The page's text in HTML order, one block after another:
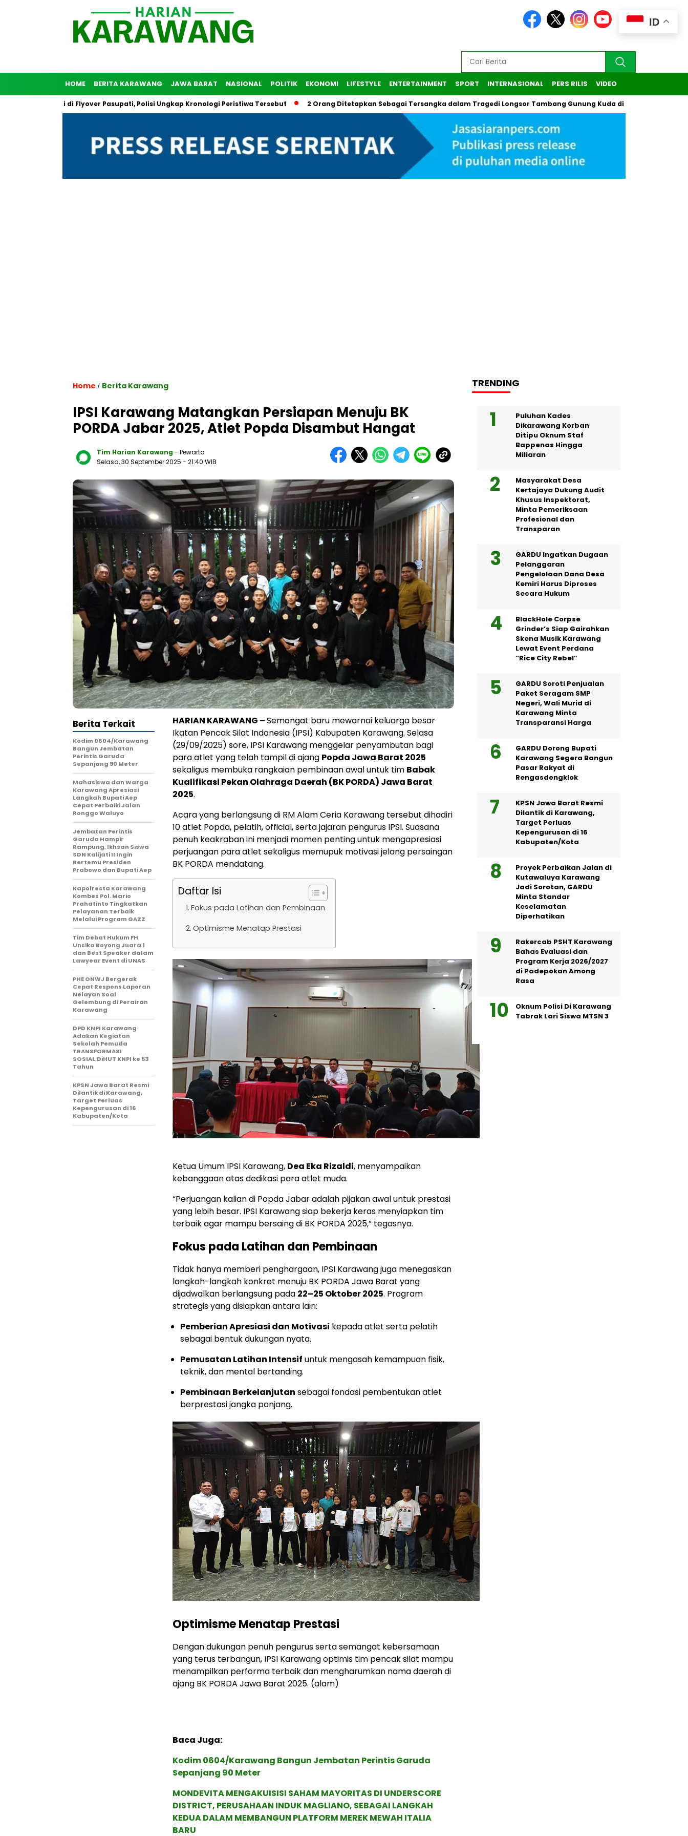
HOME BERITA KARAWANG JAWA BARAT NASIONAL POLITIK EKONOMI LIFESTYLE ENTERTAINMENT SPORT INTERNASIONAL PERS RILIS VIDEO
Diri di Flyover Pasupati, Polisi Ungkap Kronologi Peristiwa Tersebut 2 Orang Ditetapkan Sebagai Tersangka dalam Tragedi Longsor Tambang Gunung Kuda di Cirebon
Home / Berita Karawang
IPSI Karawang Matangkan Persiapan Menuju BK
PORDA Jabar 2025, Atlet Popda Disambut Hangat
Tim Harian Karawang - Pewarta
Selasa, 30 September 2025 - 21:40 WIB
HARIAN KARAWANG –Semangat baru mewarnai keluarga besar
Ikatan Pencak Silat Indonesia (IPSI) Kabupaten Karawang. Selasa
(29/09/2025) sore, IPSI Karawang menggelar penyambutan bagi
para atlet yang telah tampil di ajang Popda Jawa Barat 2025
sekaligus membuka rangkaian pembinaan awal untuk tim Babak
Kualifikasi Pekan Olahraga Daerah (BK PORDA) Jawa Barat
2025.
Acara yang berlangsung di RM Alam Ceria Karawang tersebut dihadiri
10 atlet Popda, pelatih, official, serta jajaran pengurus IPSI. Suasana
penuh keakraban ini menjadi momen penting untuk mengapresiasi
perjuangan para atlet sekaligus memupuk motivasi jelang persaingan
BK PORDA mendatang.
Daftar Isi
Fokus pada Latihan dan Pembinaan
Optimisme Menatap Prestasi
Ketua Umum IPSI Karawang, Dea Eka Rizaldi, menyampaikan
kebanggaan atas dedikasi para atlet muda.
“Perjuangan kalian di Popda Jabar adalah pijakan awal untuk prestasi
yang lebih besar. IPSI Karawang siap bekerja keras menyiapkan tim
terbaik agar mampu bersaing di BK PORDA 2025,” tegasnya.
Fokus pada Latihan dan Pembinaan
Tidak hanya memberi penghargaan, IPSI Karawang juga menegaskan
langkah-langkah konkret menuju BK PORDA Jawa Barat yang
dijadwalkan berlangsung pada 22–25 Oktober 2025. Program
strategis yang disiapkan antara lain:
Pemberian Apresiasi dan Motivasi kepada atlet serta pelatih
sebagai bentuk dukungan nyata.
Pemusatan Latihan Intensif untuk mengasah kemampuan fisik,
teknik, dan mental bertanding.
Pembinaan Berkelanjutan sebagai fondasi pembentukan atlet
berprestasi jangka panjang.
Optimisme Menatap Prestasi
Dengan dukungan penuh pengurus serta semangat kebersamaan
yang terus terbangun, IPSI Karawang optimis tim pencak silat mampu
menampilkan performa terbaik dan mengharumkan nama daerah di
ajang BK PORDA Jawa Barat 2025. (alam)
Baca Juga:
Kodim 0604/Karawang Bangun Jembatan Perintis Garuda
Sepanjang 90 Meter
MONDEVITA MENGAKUISISI SAHAM MAYORITAS DI UNDERSCORE
DISTRICT, PERUSAHAAN INDUK MAGLIANO, SEBAGAI LANGKAH
KEDUA DALAM MEMBANGUN PLATFORM MEREK MEWAH ITALIA
BARU
Berita Terkait
Kodim 0604/Karawang
Bangun Jembatan
Perintis Garuda
Sepanjang 90 Meter
Mahasiswa dan Warga
Karawang Apresiasi
Langkah Bupati Aep
Cepat Perbaiki Jalan
Ronggo Waluyo
Jembatan Perintis
Garuda Hampir
Rampung, Ikhsan Siswa
SDN Kalijati II Ingin
Bertemu Presiden
Prabowo dan Bupati Aep
Kapolresta Karawang
Kombes Pol. Mario
Prahatinto Tingkatkan
Pelayanan Terbaik
Melalui Program GAZZ
​Tim Debat Hukum FH
Unsika Boyong Juara 1
dan Best Speaker dalam
Lawyear Event di UNAS
PHE ONWJ Bergerak
Cepat Respons Laporan
Nelayan Soal
Gelembung di Perairan
Karawang
DPD KNPI Karawang
Adakan Kegiatan
Sekolah Pemuda
TRANSFORMASI
SOSIAL,DiHUT KNPI ke 53
Tahun
KPSN Jawa Barat Resmi
Dilantik di Karawang,
Target Perluas
Kepengurusan di 16
Kabupaten/Kota
TRENDING
Puluhan Kades
Dikarawang Korban
Ditipu Oknum Staf
Bappenas Hingga
Miliaran
Masyarakat Desa
Kertajaya Dukung Audit
Khusus Inspektorat,
Minta Pemeriksaan
Profesional dan
Transparan
GARDU Ingatkan Dugaan
Pelanggaran
Pengelolaan Dana Desa
Kemiri Harus Diproses
Secara Hukum
BlackHole Corpse
Grinder’s Siap Gairahkan
Skena Musik Karawang
Lewat Event Perdana
“Rice City Rebel”
GARDU Soroti Penjualan
Paket Seragam SMP
Negeri, Wali Murid di
Karawang Minta
Transparansi Harga
GARDU Dorong Bupati
Karawang Segera Bangun
Pasar Rakyat di
Rengasdengklok
KPSN Jawa Barat Resmi
Dilantik di Karawang,
Target Perluas
Kepengurusan di 16
Kabupaten/Kota
Proyek Perbaikan Jalan di
Kutawaluya Karawang
Jadi Sorotan, GARDU
Minta Standar
Keselamatan
Diperhatikan
Rakercab PSHT Karawang
Bahas Evaluasi dan
Program Kerja 2026/2027
di Padepokan Among
Rasa
Oknum Polisi Di Karawang
Tabrak Lari Siswa MTSN 3
ID